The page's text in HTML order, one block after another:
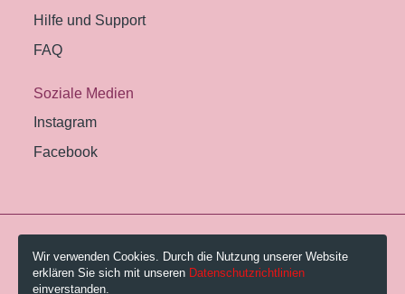
Hilfe und Support
FAQ
Soziale Medien
Instagram
Facebook
© 2026 Pestalozzi-Bibliothek Zürich.
Impressum
Wir verwenden Cookies. Durch die Nutzung unserer Website
erklären Sie sich mit unseren Datenschutzrichtlinien
einverstanden.